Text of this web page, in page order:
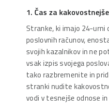
1. Čas za
Stranke, ki imajo 24-urni
poslovnih računov,
svojih kazalnikov in ne
vsak izpis svojega
tako razbremenite in
stranki nudite
vodi v tesnejše odnose